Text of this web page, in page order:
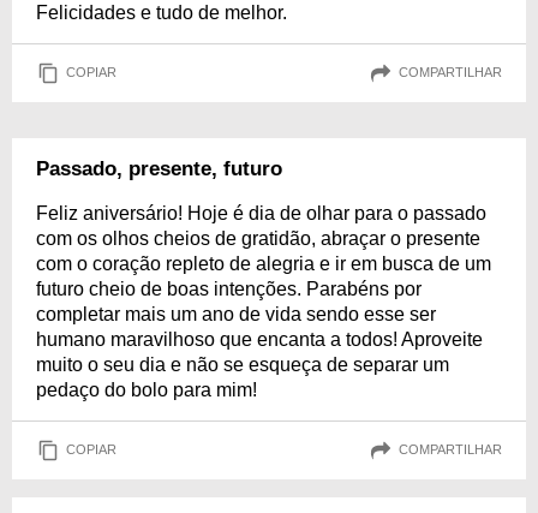
Felicidades e tudo de melhor.
COPIAR COMPARTILHAR
Passado, presente, futuro
Feliz aniversário! Hoje é dia de olhar para o passado
com os olhos cheios de gratidão, abraçar o presente
com o coração repleto de alegria e ir em busca de um
futuro cheio de boas intenções. Parabéns por
completar mais um ano de vida sendo esse ser
humano maravilhoso que encanta a todos! Aproveite
muito o seu dia e não se esqueça de separar um
pedaço do bolo para mim!
COPIAR COMPARTILHAR